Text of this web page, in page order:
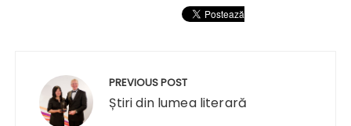
articole
PREVIOUS POST
Știri din lumea literară